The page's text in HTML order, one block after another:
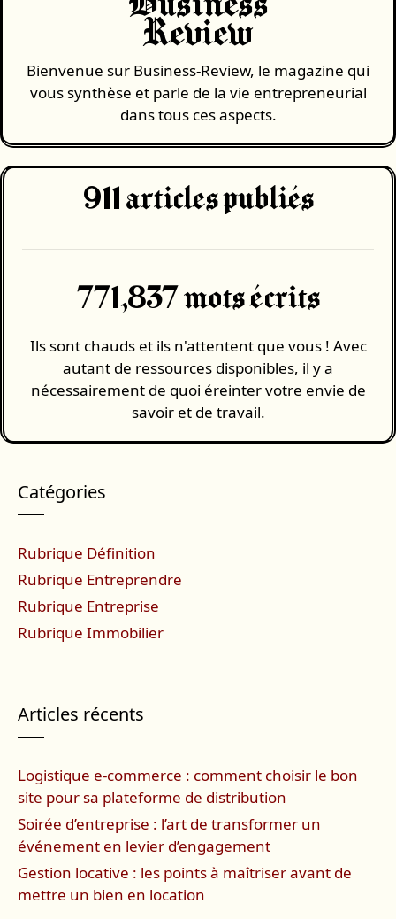
Review
Bienvenue sur Business-Review, le magazine qui
vous synthèse et parle de la vie entrepreneurial
dans tous ces aspects.
911 articles publiés
771,837 mots écrits
Ils sont chauds et ils n'attentent que vous ! Avec
autant de ressources disponibles, il y a
nécessairement de quoi éreinter votre envie de
savoir et de travail.
Catégories
Rubrique Définition
Rubrique Entreprendre
Rubrique Entreprise
Rubrique Immobilier
Articles récents
Logistique e-commerce : comment choisir le bon
site pour sa plateforme de distribution
Soirée d’entreprise : l’art de transformer un
événement en levier d’engagement
Gestion locative : les points à maîtriser avant de
mettre un bien en location